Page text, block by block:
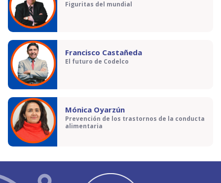
Figuritas del mundial
Francisco Castañeda
El futuro de Codelco
Mónica Oyarzún
Prevención de los trastornos de la conducta
alimentaria